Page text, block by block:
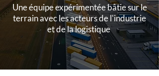
Une équipe expérimentée bâtie sur le
terrain avec les acteurs de l'industrie
et de la logistique